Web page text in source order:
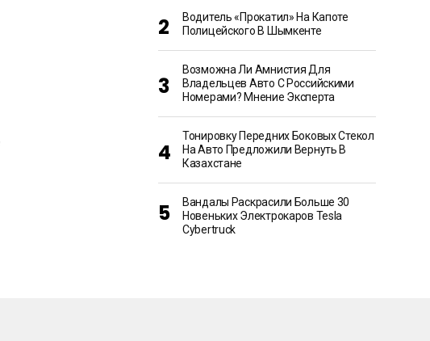
Водитель «прокатил» На Капоте
Полицейского В Шымкенте
Возможна Ли Амнистия Для
Владельцев Авто С Российскими
Номерами? Мнение Эксперта
Тонировку Передних Боковых Стекол
На Авто Предложили Вернуть В
Казахстане
Вандалы Раскрасили Больше 30
Новеньких Электрокаров Tesla
Cybertruck